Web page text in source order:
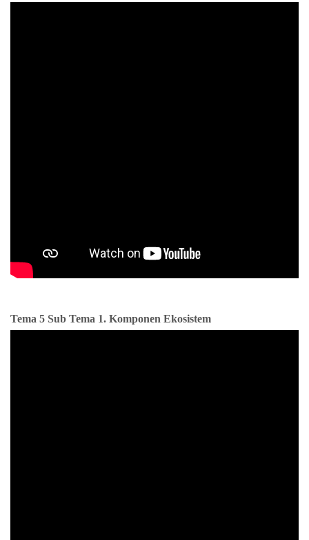
Tema 5 Sub Tema 1. Komponen Ekosistem